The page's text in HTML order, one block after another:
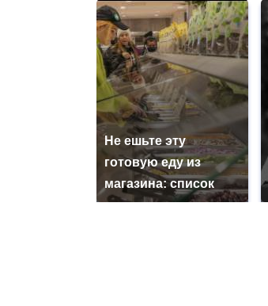
Не ешьте эту
готовую еду из
магазина: список